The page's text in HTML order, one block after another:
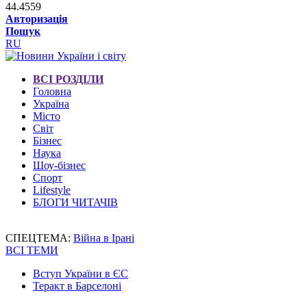
44.4559
Авторизація
Пошук
RU
ВСІ РОЗДІЛИ
Головна
Україна
Місто
Світ
Бізнес
Наука
Шоу-бізнес
Спорт
Lifestyle
БЛОГИ ЧИТАЧІВ
СПЕЦТЕМА: Війна в Ірані
ВСІ ТЕМИ
Вступ України в ЄС
Теракт в Барселоні